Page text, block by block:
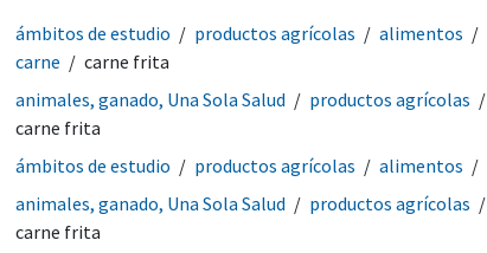
ámbitos de estudio productos agrícolas alimentos
carne
carne frita
animales, ganado, Una Sola Salud productos agrícolas
carne frita
ámbitos de estudio
productos agrícolas alimentos
animales, ganado, Una Sola Salud
productos agrícolas
carne frita